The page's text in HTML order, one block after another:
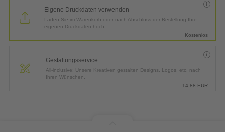
Eigene Druckdaten verwenden
Laden Sie im Warenkorb oder nach Abschluss der Bestellung Ihre
eigenen Druckdaten hoch.
Kostenlos
Gestaltungsservice
All-inclusive: Unsere Kreativen gestalten Designs, Logos, etc. nach
Ihren Wünschen.
14,88 EUR